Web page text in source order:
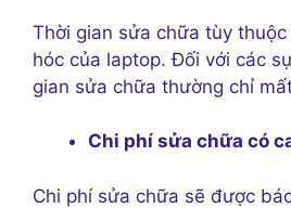
Thời gian sửa chữa tùy
hóc của laptop. Đối với các
gian sửa chữa thường chỉ
Chi phí sửa chữa có
Chi phí sửa chữa sẽ được